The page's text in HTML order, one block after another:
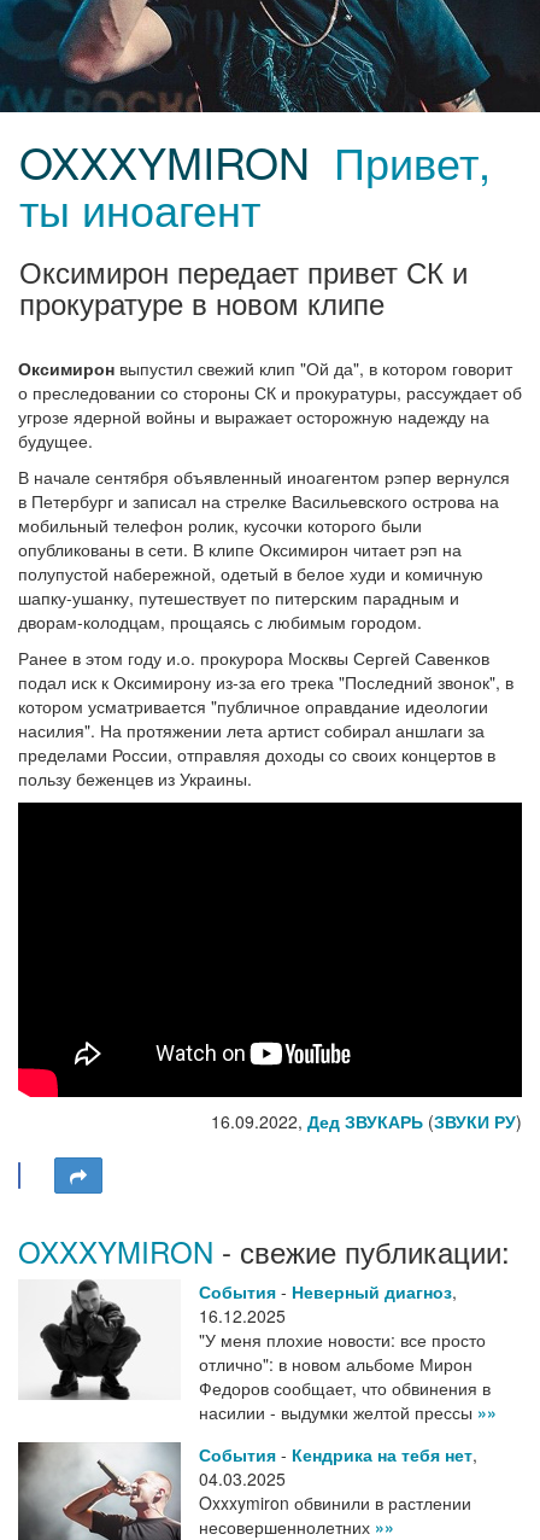
OXXXYMIRON Привет,
ты иноагент
Оксимирон передает привет СК и
прокуратуре в новом клипе
Оксимирон выпустил свежий клип "Ой да", в котором говорит
о преследовании со стороны СК и прокуратуры, рассуждает об
угрозе ядерной войны и выражает осторожную надежду на
будущее.
В начале сентября объявленный иноагентом рэпер вернулся
в Петербург и записал на стрелке Васильевского острова на
мобильный телефон ролик, кусочки которого были
опубликованы в сети. В клипе Оксимирон читает рэп на
полупустой набережной, одетый в белое худи и комичную
шапку-ушанку, путешествует по питерским парадным и
дворам-колодцам, прощаясь с любимым городом.
Ранее в этом году и.о. прокурора Москвы Сергей Савенков
подал иск к Оксимирону из-за его трека "Последний звонок", в
котором усматривается "публичное оправдание идеологии
насилия". На протяжении лета артист собирал аншлаги за
пределами России, отправляя доходы со своих концертов в
пользу беженцев из Украины.
16.09.2022, Дед ЗВУКАРЬ (ЗВУКИ РУ)
OXXXYMIRON - свежие публикации:
События - Неверный диагноз,
16.12.2025
"У меня плохие новости: все просто
отлично": в новом альбоме Мирон
Федоров сообщает, что обвинения в
насилии - выдумки желтой прессы »»
События - Кендрика на тебя нет,
04.03.2025
Oxxxymiron обвинили в растлении
несовершеннолетних »»